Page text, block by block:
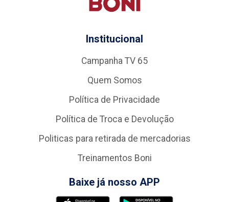
Institucional
Campanha TV 65
Quem Somos
Política de Privacidade
Política de Troca e Devolução
Politicas para retirada de mercadorias
Treinamentos Boni
Baixe já nosso APP